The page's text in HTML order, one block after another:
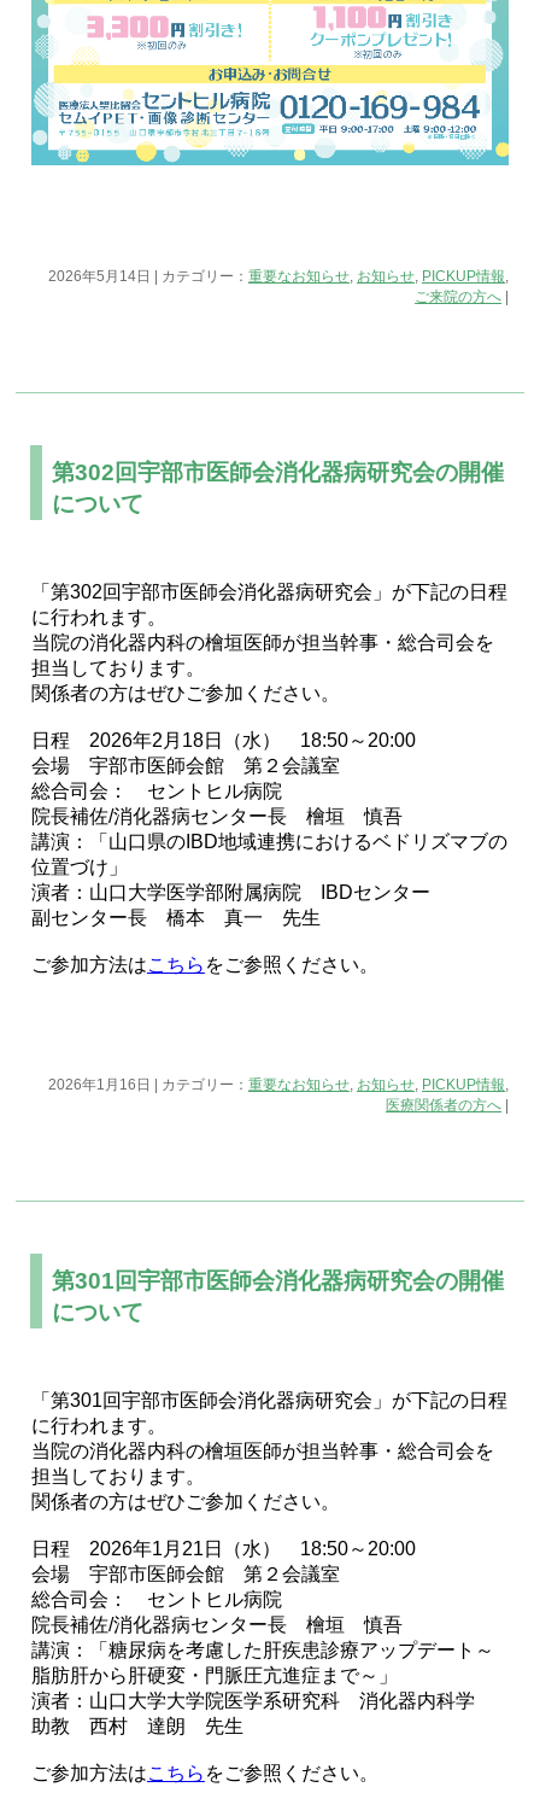
2026年5月14日 | カテゴリー：重要なお知らせ お知らせ PICKUP情報
ご来院の方へ |
第302回宇部市医師会消化器病研究会の開催
について
「第302回宇部市医師会消化器病研究会」が下記の日程
に行われます。
当院の消化器内科の檜垣医師が担当幹事・総合司会を
担当しております。
関係者の方はぜひご参加ください。
日程 2026年2月18日（水） 18:50～20:00
会場 宇部市医師会館 第２会議室
総合司会： セントヒル病院
院長補佐/消化器病センター長 檜垣 慎吾
講演：「山口県のIBD地域連携におけるベドリズマブの
位置づけ」
演者：山口大学医学部附属病院 IBDセンター
副センター長 橋本 真一 先生
ご参加方法はこちら をご参照ください。
2026年1月16日 | カテゴリー：重要なお知らせ お知らせ PICKUP情報
医療関係者の方へ |
第301回宇部市医師会消化器病研究会の開催
について
「第301回宇部市医師会消化器病研究会」が下記の日程
に行われます。
当院の消化器内科の檜垣医師が担当幹事・総合司会を
担当しております。
関係者の方はぜひご参加ください。
日程 2026年1月21日（水） 18:50～20:00
会場 宇部市医師会館 第２会議室
総合司会： セントヒル病院
院長補佐/消化器病センター長 檜垣 慎吾
講演：「糖尿病を考慮した肝疾患診療アップデート～
脂肪肝から肝硬変・門脈圧亢進症まで～」
演者：山口大学大学院医学系研究科 消化器内科学
助教 西村 達朗 先生
ご参加方法はこちら をご参照ください。